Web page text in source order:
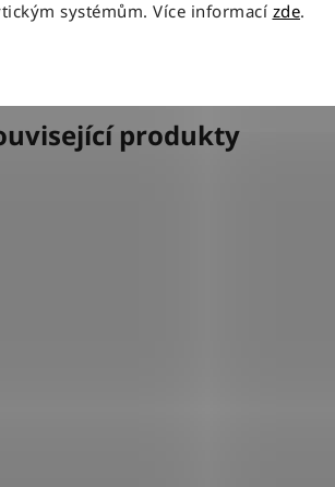
systémům. Více informací zde.
produkty